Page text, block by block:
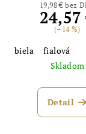
19,98 € bez
24,57
(–14 %)
biela
fialová
Skladom
Detail